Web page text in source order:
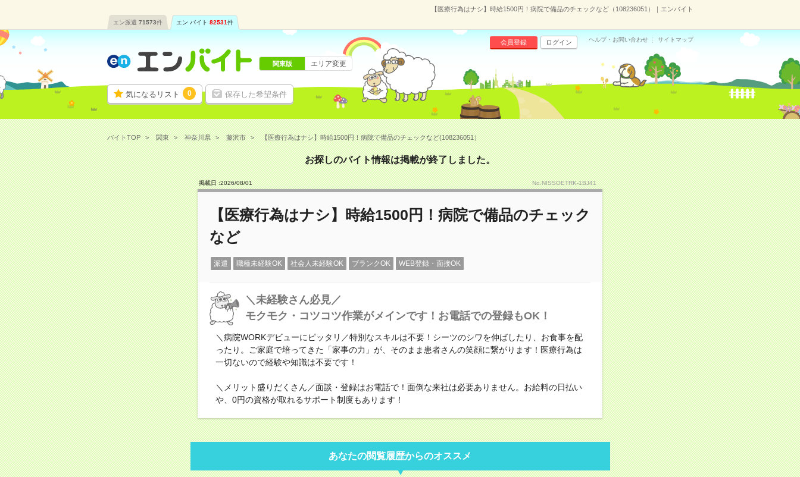
【医療行為はナシ】時給1500円！病院で備品のチェックなど（108236051）｜エンバイト
エン派遣 71573件 エン バイト 82531件
気になるリスト 0 保存した希望条件
会員登録 ログイン ヘルプ・お問い合わせ サイトマップ
関東版 エリア変更
バイトTOP 関東 神奈川県 藤沢市 【医療行為はナシ】時給1500円！病院で備品のチェックなど(108236051）
お探しのバイト情報は掲載が終了しました。
掲載日 :2026/08/01 No.NISSOETRK-1BJ41
【医療行為はナシ】時給1500円！病院で備品のチェック
など
派遣 職種未経験OK 社会人未経験OK ブランクOK WEB登録・面接OK
＼未経験さん必見／
モクモク・コツコツ作業がメインです！お電話での登録もOK！
＼病院WORKデビューにピッタリ／特別なスキルは不要！シーツのシワを伸ばしたり、お食事を配
ったり。ご家庭で培ってきた「家事の力」が、そのまま患者さんの笑顔に繋がります！医療行為は
一切ないので経験や知識は不要です！
＼メリット盛りだくさん／面談・登録はお電話で！面倒な来社は必要ありません。お給料の日払い
や、0円の資格が取れるサポート制度もあります！
あなたの閲覧履歴からのオススメ